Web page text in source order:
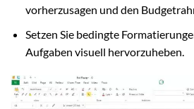
vorherzusagen und den
Setzen Sie bedingte
Aufgaben visuell hervorzuheben.